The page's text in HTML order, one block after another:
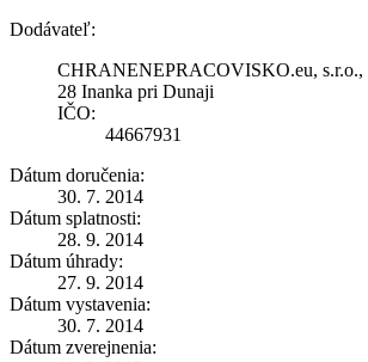
Dodávateľ:
CHRANENEPRACOVISKO.eu, s.r.o.,
28 Inanka pri Dunaji
IČO:
44667931
Dátum doručenia:
30. 7. 2014
Dátum splatnosti:
28. 9. 2014
Dátum úhrady:
27. 9. 2014
Dátum vystavenia:
30. 7. 2014
Dátum zverejnenia: